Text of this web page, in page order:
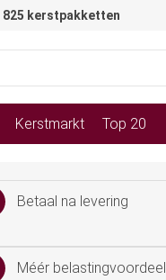
825 kerstpakketten
Kerstmarkt Top 20
Betaal na levering
Méér belastingvoordeel